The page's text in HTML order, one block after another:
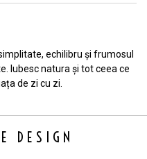
echilibru și frumosul
Iubesc natura și tot ceea ce
de zi cu zi.
DESIGN